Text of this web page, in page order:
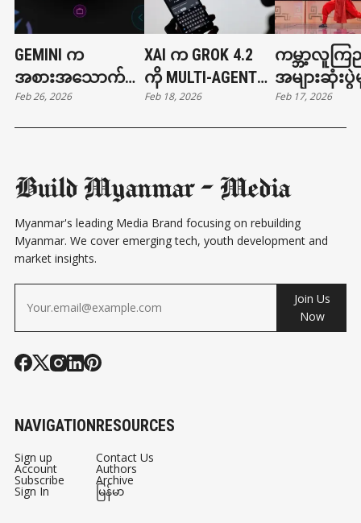
GEMINI က
အစားအသောက်မှာ
တာနဲ့ ကားခေါ်တာ
တွေ လုပ်ပေးနိုင်ပြီ
Feb 26, 2026
XAI က GROK 4.2
ကို MULTI-AGENT
ARCHITECTURE နဲ့
မိတ်ဆက်
Feb 18, 2026
ကမ္ဘာ့လူကြ
အများဆုံးပွဲ
တရုတ်စက်
ကွန်ဖူးကစား
Feb 17, 2026
Build Myanmar - Media
Myanmar's leading Media Brand focusing on rebuilding
Myanmar. We cover emerging tech, youth development and
market insights.
Join Us
Now
NAVIGATION
Sign up
Account
Subscribe
Sign In
RESOURCES
Contact Us
Authors
Archive
မြန်မာ